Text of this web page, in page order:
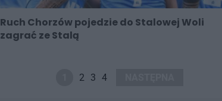
Ruch Chorzów pojedzie do Stalowej Woli
zagrać ze Stalą
2 3 4